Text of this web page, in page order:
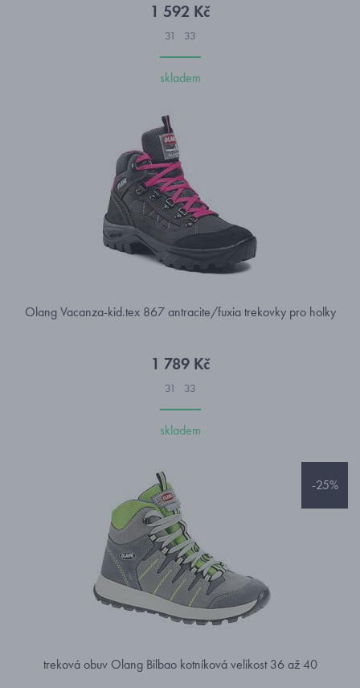
1 592 Kč
31 33
skladem
Olang Vacanza-kid.tex 867 antracite/fuxia trekovky pro holky
1 789 Kč
31 33
skladem
-25%
treková obuv Olang Bilbao kotníková velikost 36 až 40